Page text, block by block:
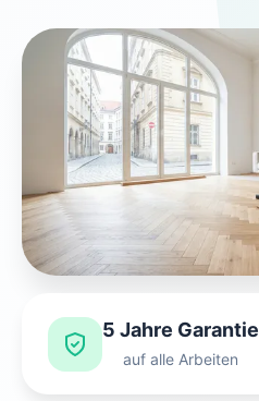
5 Jahre Garantie
auf alle Arbeiten